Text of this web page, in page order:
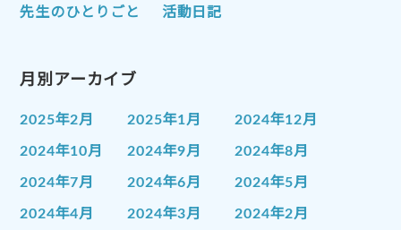
先生のひとりごと 活動日記
月別アーカイブ
2025年2月 2025年1月 2024年12月
2024年10月 2024年9月 2024年8月
2024年7月 2024年6月 2024年5月
2024年4月 2024年3月 2024年2月